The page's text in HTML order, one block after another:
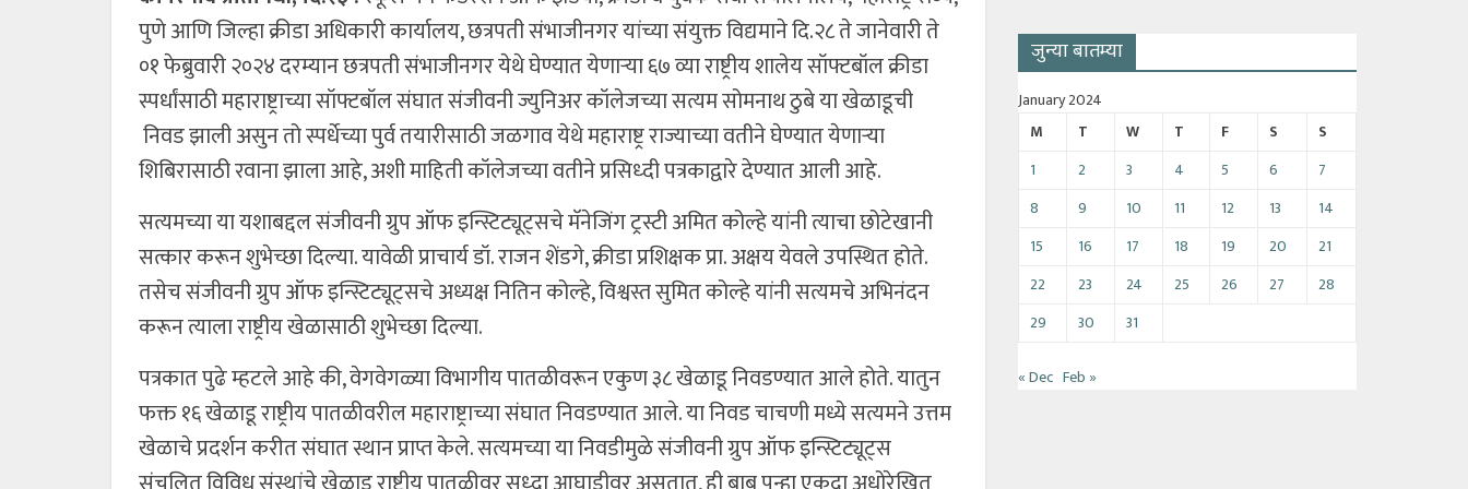
पुणे आणि जिल्हा क्रीडा अधिकारी कार्यालय, छत्रपती संभाजीनगर यांच्या संयुक्त विद्यमाने दि.२८ ते जानेवारी ते
०१ फेब्रुवारी २०२४ दरम्यान छत्रपती संभाजीनगर येथे घेण्यात येणाऱ्या ६७ व्या राष्ट्रीय शालेय सॉफ्टबॉल क्रीडा
स्पर्धांसाठी महाराष्ट्राच्या सॉफ्टबॉल संघात संजीवनी ज्युनिअर कॉलेजच्या सत्यम सोमनाथ ठुबे या खेळाडूची
निवड झाली असुन तो स्पर्धेच्या पुर्व तयारीसाठी जळगाव येथे महाराष्ट्र राज्याच्या वतीने घेण्यात येणाऱ्या
शिबिरासाठी रवाना झाला आहे, अशी माहिती कॉलेजच्या वतीने प्रसिध्दी पत्रकाद्वारे देण्यात आली आहे.
सत्यमच्या या यशाबद्दल संजीवनी ग्रुप ऑफ इन्स्टिट्यूट्सचे मॅनेजिंग ट्रस्टी अमित कोल्हे यांनी त्याचा छोटेखानी
सत्कार करून शुभेच्छा दिल्या. यावेळी प्राचार्य डॉ. राजन शेंडगे, क्रीडा प्रशिक्षक प्रा. अक्षय येवले उपस्थित होते.
तसेच संजीवनी ग्रुप ऑफ इन्स्टिट्यूट्सचे अध्यक्ष नितिन कोल्हे, विश्वस्त सुमित कोल्हे यांनी सत्यमचे अभिनंदन
करून त्याला राष्ट्रीय खेळासाठी शुभेच्छा दिल्या.
पत्रकात पुढे म्हटले आहे की, वेगवेगळ्या विभागीय पातळीवरून एकुण ३८ खेळाडू निवडण्यात आले होते. यातुन
फक्त १६ खेळाडू राष्ट्रीय पातळीवरील महाराष्ट्राच्या संघात निवडण्यात आले. या निवड चाचणी मध्ये सत्यमने उत्तम
खेळाचे प्रदर्शन करीत संघात स्थान प्राप्त केले. सत्यमच्या या निवडीमुळे संजीवनी ग्रुप ऑफ इन्स्टिट्यूट्स
जुन्या बातम्या
January 2024
M
T W T F S
S
1
2 3 4 5 6
7
8
9 10 11 12 13
14
15
16 17 18 19 20
21
22
23 24 25 26 27
28
29
30 31
« Dec Feb »